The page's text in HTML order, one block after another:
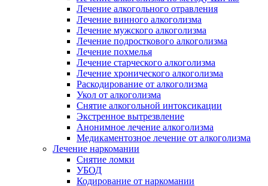
Лечение алкогольного отравления
Лечение винного алкоголизма
Лечение мужского алкоголизма
Лечение подросткового алкоголизма
Лечение похмелья
Лечение старческого алкоголизма
Лечение хронического алкоголизма
Раскодирование от алкоголизма
Укол от алкоголизма
Снятие алкогольной интоксикации
Экстренное вытрезвление
Анонимное лечение алкоголизма
Медикаментозное лечение от алкоголизма
Лечение наркомании
Снятие ломки
УБОД
Кодирование от наркомании